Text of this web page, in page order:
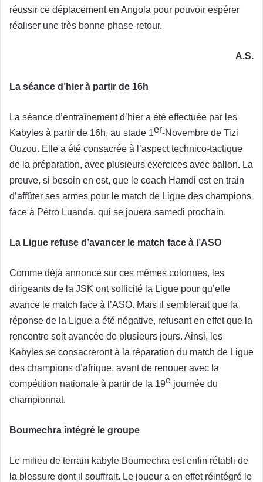
réussir ce déplacement en Angola pour pouvoir espérer
réaliser une très bonne phase-retour.
A.S.
La séance d’hier à partir de 16h
La séance d’entraînement d’hier a été effectuée par les
Kabyles à partir de 16h, au stade 1er-Novembre de Tizi
Ouzou. Elle a été consacrée à l’aspect technico-tactique
de la préparation, avec plusieurs exercices avec ballon. La
preuve, si besoin en est, que le coach Hamdi est en train
d’affûter ses armes pour le match de Ligue des champions
face à Pétro Luanda, qui se jouera samedi prochain.
La Ligue refuse d’avancer le match face à l’ASO
Comme déjà annoncé sur ces mêmes colonnes, les
dirigeants de la JSK ont sollicité la Ligue pour qu’elle
avance le match face à l’ASO. Mais il semblerait que la
réponse de la Ligue a été négative, refusant en effet que la
rencontre soit avancée de plusieurs jours. Ainsi, les
Kabyles se consacreront à la réparation du match de Ligue
des champions d’afrique, avant de renouer avec la
compétition nationale à partir de la 19e journée du
championnat.
Boumechra intégré le groupe
Le milieu de terrain kabyle Boumechra est enfin rétabli de
la blessure dont il souffrait. Le joueur a en effet réintégré le